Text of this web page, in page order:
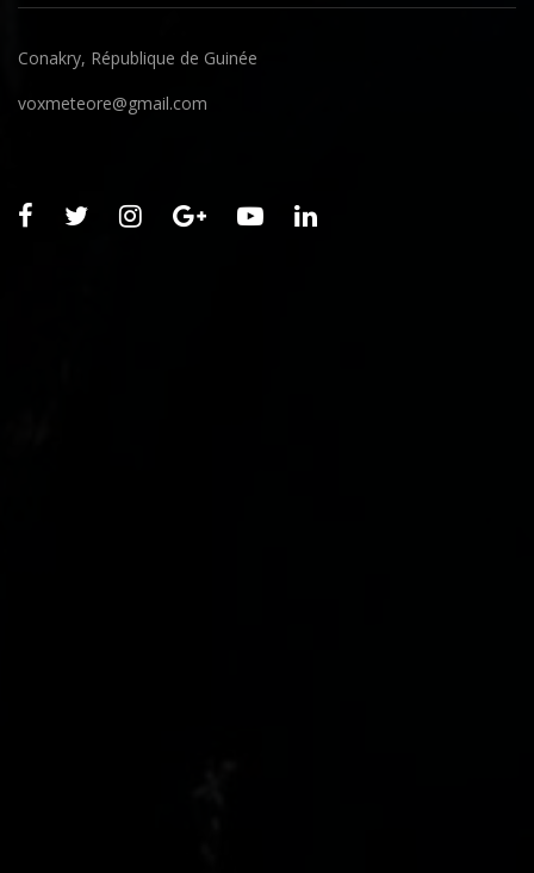
Conakry, République de Guinée
voxmeteore@gmail.com